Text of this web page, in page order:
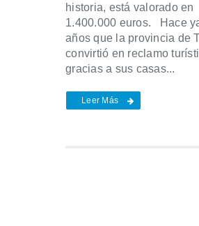
historia, está valorado en
1.400.000 euros. Hace
años que la provincia de
convirtió en reclamo
gracias a sus casas...
Leer Más